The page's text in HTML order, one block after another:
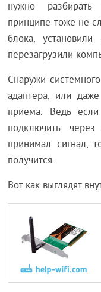
нужно
принципе тоже не
блока,
перезагрузили
Снаружи
адаптера, или
приема. Ведь
подключить
принимал сигнал,
получится.
Вот как выглядят